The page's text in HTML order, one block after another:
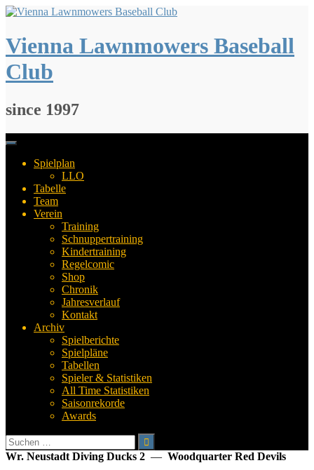
Springe
Inhalt
Vienna Lawnmowers Baseball
Club
since 1997
Spielplan
LLO
Tabelle
Team
Verein
Training
Schnuppertraining
Kindertraining
Regelcomic
Shop
Chronik
Jahresverlauf
Kontakt
Archiv
Spielberichte
Spielpläne
Tabellen
Spieler & Statistiken
All Time Statistiken
Saisonrekorde
Awards
Suchen
nach:
Wr. Neustadt Diving Ducks 2 — Woodquarter Red Devils